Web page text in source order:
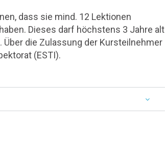
dass sie mind. 12 Lektionen
Dieses darf höchstens 3 Jahre alt
die Zulassung der Kursteilnehmer
(ESTI).